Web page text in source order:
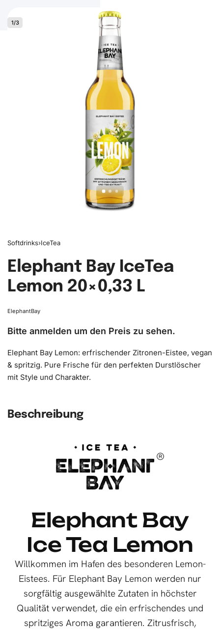
1/3
Softdrinks›IceTea
Elephant Bay IceTea
Lemon ​20×0,33 L
ElephantBay
Bitte anmelden um den Preis zu sehen.
Elephant Bay Lemon: erfrischender Zitronen-Eistee, vegan
& spritzig. Pure Frische für den perfekten Durstlöscher
mit Style und Charakter.
Beschreibung
Elephant Bay
Ice Tea Lemon
Willkommen im Hafen des besonderen Lemon-
Eistees. Für Elephant Bay Lemon werden nur
sorgfältig ausgewählte Zutaten in höchster
Qualität verwendet, die ein erfrischendes und
spritziges Aroma garantieren. Zitrusfrisch,